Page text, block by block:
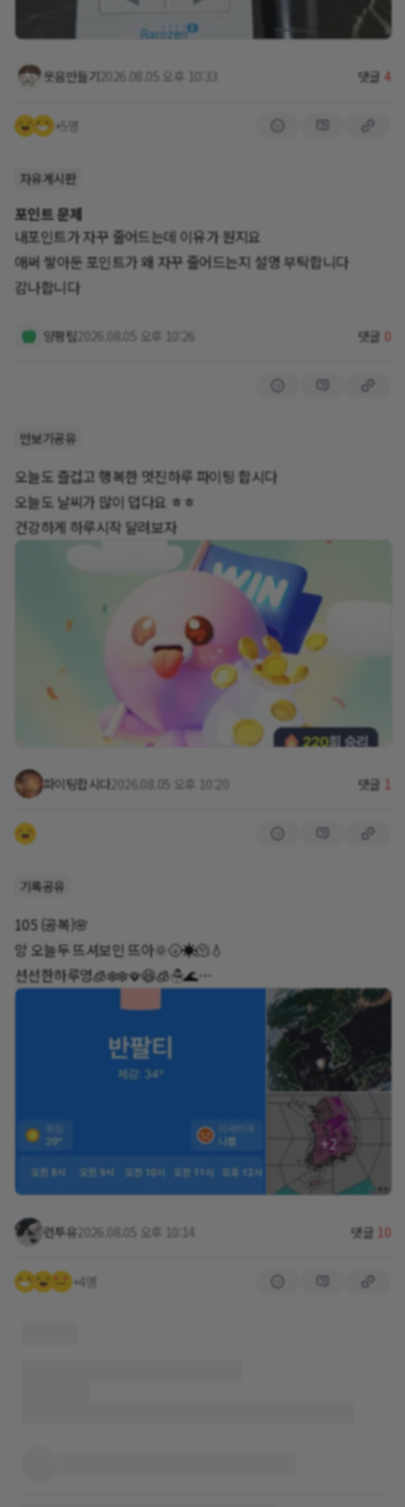
웃음만들기2026.08.05 오후 10:33 댓글 4
+5명
자유게시판
포인트 문제
내포인트가 자꾸 줄어드는데 이유가 뭔지요
애써 쌓아둔 포인트가 왜 자꾸 줄어드는지 설명 부탁합니다
감나합니다
양평팀2026.08.05 오후 10:26 댓글 0
만보기공유
오늘도 즐겁고 행복한 멋진하루 파이팅 합시다
오늘도 날씨가 많이 덥다요 ㅎㅎ
건강하게 하루시작 달려보자
파이팅합시다2026.08.05 오후 10:20 댓글 1
기록공유
105 (공복)🌸
앙 오늘두 뜨셔보인 뜨아🌞🌝☀️🫠💧
션선한하루영🧊❄️❄️🪭😆🧊☃️🌊
+2
런투유2026.08.05 오후 10:14 댓글 10
+4명